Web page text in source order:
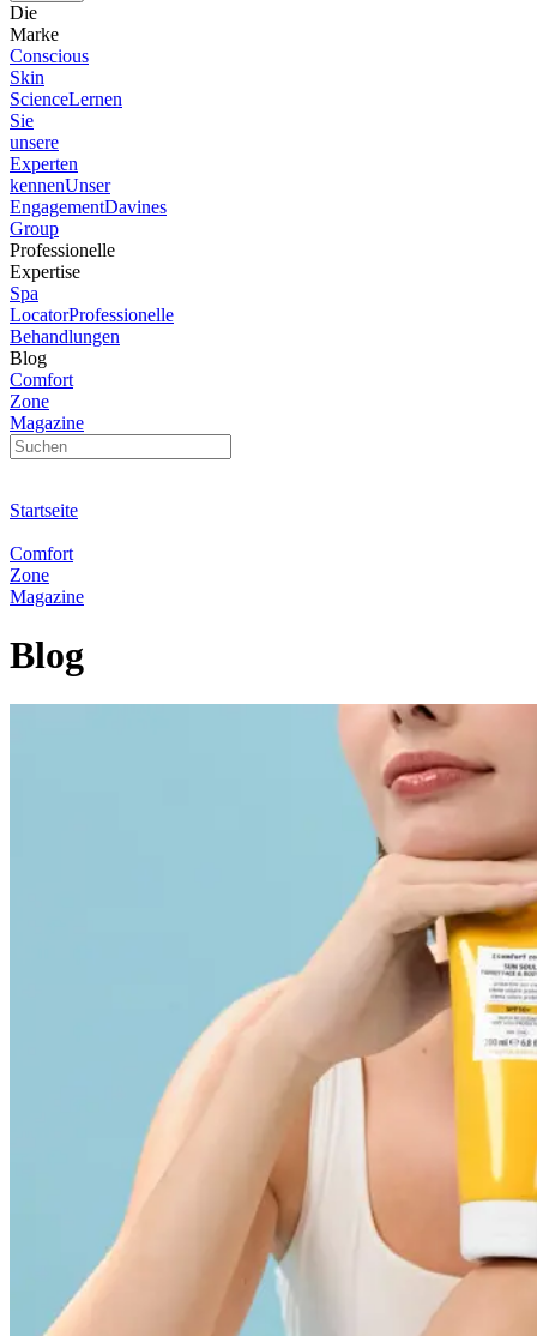
Die
Marke
Conscious
Skin
ScienceLernen
Sie
unsere
Experten
kennenUnser
EngagementDavines
Group
Professionelle
Expertise
Spa
LocatorProfessionelle
Behandlungen
Blog
Comfort
Zone
Magazine
Startseite
Comfort
Zone
Magazine
Blog